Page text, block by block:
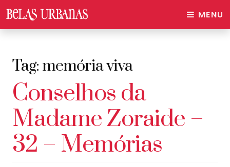
MENU
Tag:memória viva
Conselhos da
Madame Zoraide –
32 – Memórias